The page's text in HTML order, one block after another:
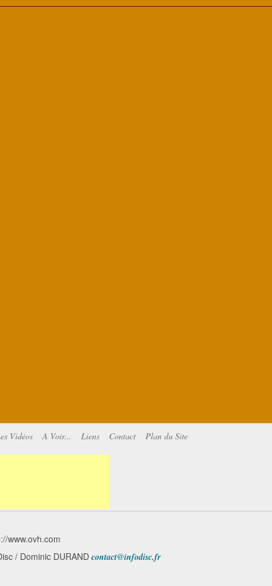
Vidéos A Voir... Liens Contact Plan du Site
www.ovh.com
/ Dominic DURAND contact@infodisc.fr